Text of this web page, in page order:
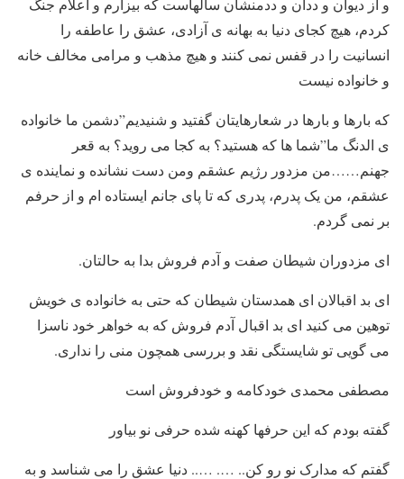
و از دیوان و ددان و ددمنشان سالهاست که بیزارم و اعلام جنگ
کردم، هیچ کجای دنیا به بهانه ی آزادی، عشق را عاطفه را
انسانیت را در قفس نمی کنند و هیچ مذهب و مرامی مخالف خانه
و خانواده نیست
که بارها و بارها در شعارهایتان گفتید و شنیدیم”دشمن ما خانواده
ی الدنگ ما”شما ها که هستید؟ به کجا می روید؟ به قعر
جهنم……من مزدور رژیم عشقم ومن دست نشانده و نماینده ی
عشقم، من یک پدرم، پدری که تا پای جانم ایستاده ام و از حرفم
بر نمی گردم.
ای مزدوران شیطان صفت و آدم فروش بدا به حالتان.
ای بد اقبالان ای همدستان شیطان که حتی به خانواده ی خویش
توهین می کنید ای بد اقبال آدم فروش که به خواهر خود ناسزا
می گویی تو شایستگی نقد و بررسی همچون منی را نداری.
مصطفی محمدی خودکامه و خودفروش است
گفته بودم که این حرفها کهنه شده حرفی نو بیاور
گفتم که مدارک نو رو کن.. …. ….. دنیا عشق را می شناسد و به